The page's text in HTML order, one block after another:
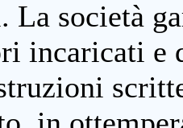
La società
incaricati e